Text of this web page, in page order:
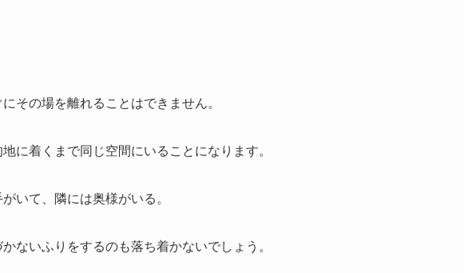
その場を離れることはできません。
に着くまで同じ空間にいることになります。
いて、隣には奥様がいる。
ないふりをするのも落ち着かないでしょう。